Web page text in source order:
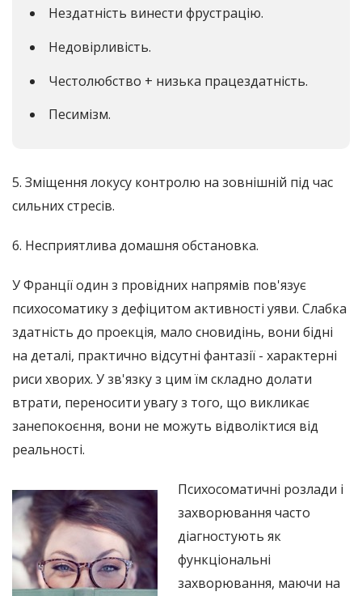
Нездатність винести фрустрацію.
Недовірливість.
Честолюбство + низька працездатність.
Песимізм.
5. Зміщення локусу контролю на зовнішній під час
сильних стресів.
6. Несприятлива домашня обстановка.
У Франції один з провідних напрямів пов'язує
психосоматику з дефіцитом активності уяви. Слабка
здатність до проекція, мало сновидінь, вони бідні
на деталі, практично відсутні фантазії - характерні
риси хворих. У зв'язку з цим їм складно долати
втрати, переносити увагу з того, що викликає
занепокоєння, вони не можуть відволіктися від
реальності.
Психосоматичні розлади і
захворювання часто
діагностують як
функціональні
захворювання, маючи на